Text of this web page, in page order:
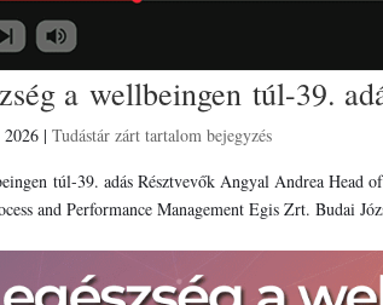
a wellbeingen túl-39.
2026 |Tudástár zárt tartalom bejegyzés
túl-39. adás Résztvevők Angyal Andrea Head
and Performance Management Egis Zrt. Budai